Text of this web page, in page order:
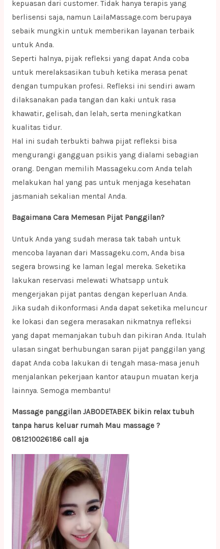
kepuasan dari customer. Tidak hanya terapis yang
berlisensi saja, namun LailaMassage.com berupaya
sebaik mungkin untuk memberikan layanan terbaik
untuk Anda.
Seperti halnya, pijak refleksi yang dapat Anda coba
untuk merelaksasikan tubuh ketika merasa penat
dengan tumpukan profesi. Refleksi ini sendiri awam
dilaksanakan pada tangan dan kaki untuk rasa
khawatir, gelisah, dan lelah, serta meningkatkan
kualitas tidur.
Hal ini sudah terbukti bahwa pijat refleksi bisa
mengurangi gangguan psikis yang dialami sebagian
orang. Dengan memilih Massageku.com Anda telah
melakukan hal yang pas untuk menjaga kesehatan
jasmaniah sekalian mental Anda.
Bagaimana Cara Memesan Pijat Panggilan?
Untuk Anda yang sudah merasa tak tabah untuk
mencoba layanan dari Massageku.com, Anda bisa
segera browsing ke laman legal mereka. Seketika
lakukan reservasi melewati Whatsapp untuk
mengerjakan pijat pantas dengan keperluan Anda.
Jika sudah dikonformasi Anda dapat seketika meluncur
ke lokasi dan segera merasakan nikmatnya refleksi
yang dapat memanjakan tubuh dan pikiran Anda. Itulah
ulasan singat berhubungan saran pijat panggilan yang
dapat Anda coba lakukan di tengah masa-masa jenuh
menjalankan pekerjaan kantor ataupun muatan kerja
lainnya. Semoga membantu!
Massage panggilan JABODETABEK bikin relax tubuh
tanpa harus keluar rumah Mau massage ?
081210026186 call aja